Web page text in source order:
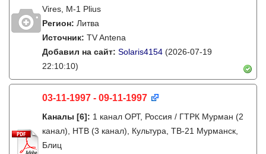
Vires, M-1 Plius
Регион: Литва
Источник: TV Antena
Добавил на сайт: Solaris4154 (2026-07-19
22:10:10)
03-11-1997 - 09-11-1997
Каналы [6]: 1 канал ОРТ, Россия / ГТРК Мурман (2
канал), НТВ (3 канал), Культура, ТВ-21 Мурманск,
Блиц